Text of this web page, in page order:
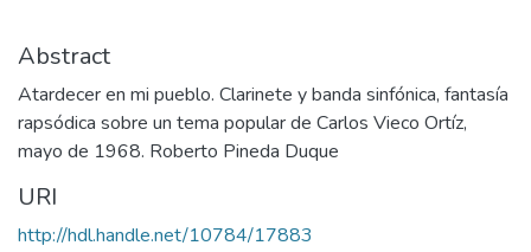
Abstract
Atardecer en mi pueblo. Clarinete y banda sinfónica, fantasía
rapsódica sobre un tema popular de Carlos Vieco Ortíz,
mayo de 1968. Roberto Pineda Duque
URI
http://hdl.handle.net/10784/17883